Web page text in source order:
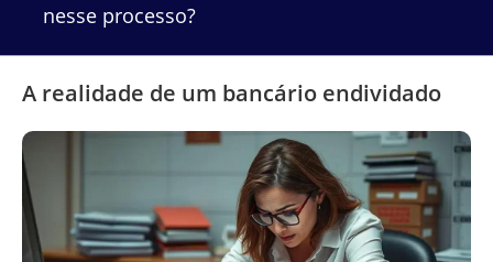
nesse processo?
A realidade de um bancário endividado